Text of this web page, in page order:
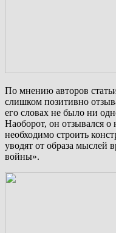
По мнению авторов
слишком позитивно
его словах не было ни
Наоборот, он отзывался
необходимо строить
уводят от образа мыслей
войны».